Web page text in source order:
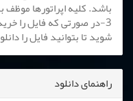
باشد. کلیه اپراتورها
3-در صورتی که فایل را
شوید تا بتوانید فایل را
راهنمای دانلود